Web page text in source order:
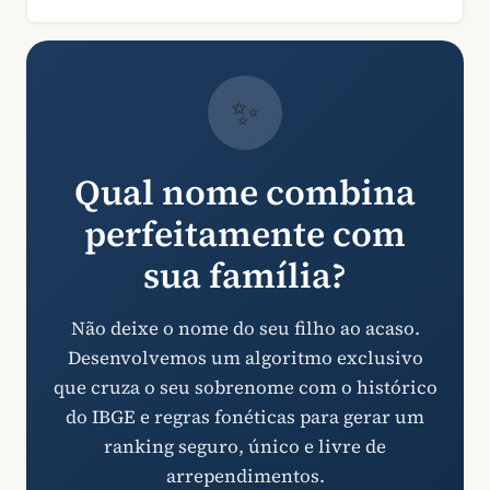
✨
Qual nome combina
perfeitamente com
sua família?
Não deixe o nome do seu filho ao acaso.
Desenvolvemos um algoritmo exclusivo
que cruza o seu sobrenome com o histórico
do IBGE e regras fonéticas para gerar um
ranking seguro, único e livre de
arrependimentos.